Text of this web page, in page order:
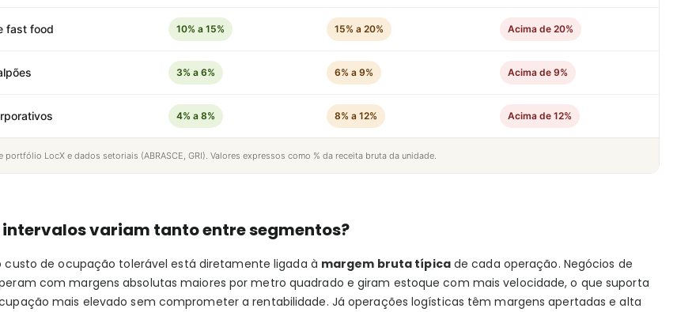
fast food 10% a 15% 15% a 20% Acima de 20%
3% a 6% 6% a 9% Acima de 9%
4% a 8% 8% a 12% Acima de 12%
portfólio LocX e dados setoriais (ABRASCE, GRI). Valores expressos como % da receita bruta da unidade.
intervalos variam tanto entre segmentos?
custo de ocupação tolerável está diretamente ligada à margem bruta típicade cada operação. Negócios de
com margens absolutas maiores por metro quadrado e giram estoque com mais velocidade, o que suporta
mais elevado sem comprometer a rentabilidade. Já operações logísticas têm margens apertadas e alta